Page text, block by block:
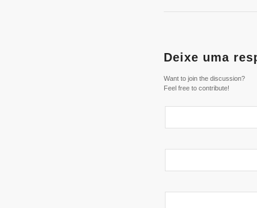
Deixe uma
Want to join the discussion?
Feel free to contribute!